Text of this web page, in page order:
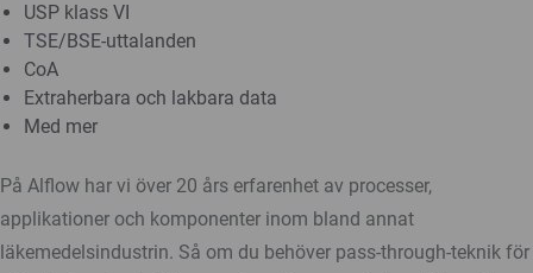
USP klass VI
TSE/BSE-uttalanden
CoA
Extraherbara och lakbara data
Med mer
På Alflow har vi över 20 års erfarenhet av processer,
applikationer och komponenter inom bland annat
läkemedelsindustrin. Så om du behöver pass-through-teknik för